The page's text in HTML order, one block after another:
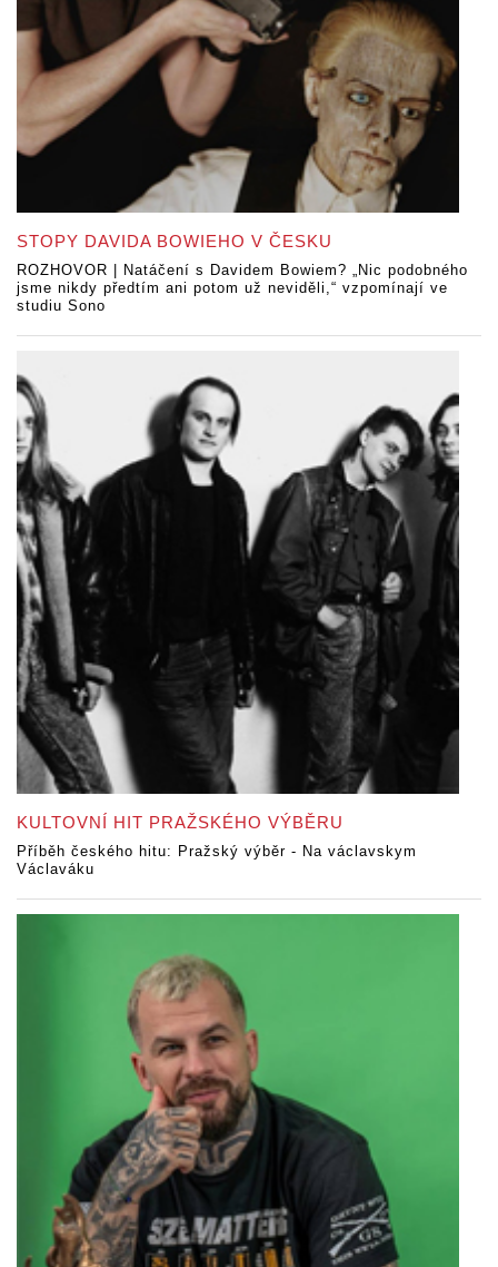
STOPY DAVIDA BOWIEHO V ČESKU
ROZHOVOR | Natáčení s Davidem Bowiem? „Nic podobného
jsme nikdy předtím ani potom už neviděli,“ vzpomínají ve
studiu Sono
KULTOVNÍ HIT PRAŽSKÉHO VÝBĚRU
Příběh českého hitu: Pražský výběr - Na václavskym
Václaváku